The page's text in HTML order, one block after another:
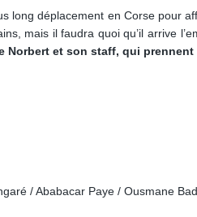
long déplacement en Corse pour
mais il faudra quoi qu’il arrive
et son staff, qui prennent
/ Ababacar Paye / Ousmane